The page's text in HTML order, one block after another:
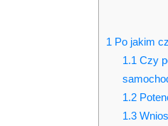
1 Po jakim
1.1 Czy
1.2
1.3